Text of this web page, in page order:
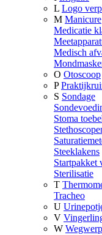
L Logo
M Manicure
Medicatie
Medisch
O Otoscoop
P
S Sondage
Stoma
Steeklakens
Startpakket
Sterilisatie
T
Tracheo
U
V
W